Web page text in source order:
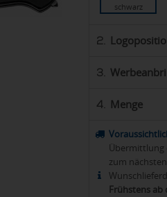
schwarz
2.
3.
4. Menge
Übermittlung
zum
Frühstens ab